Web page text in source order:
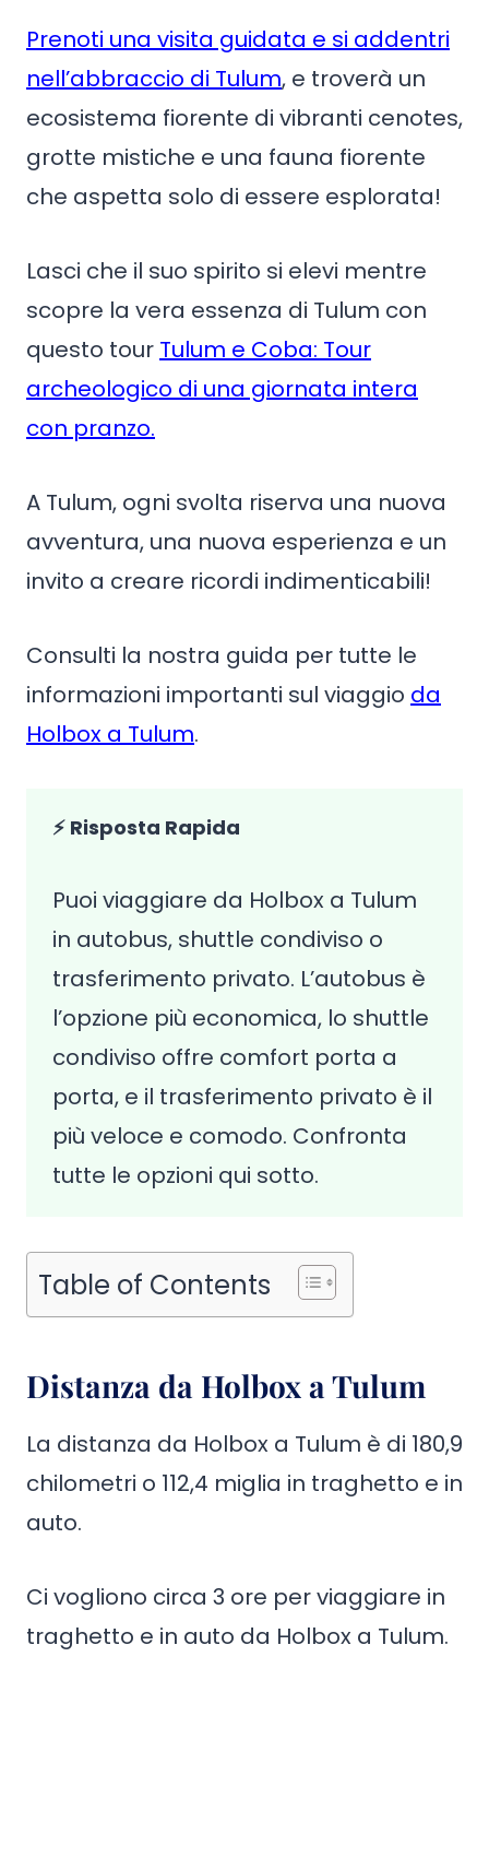
Prenoti una visita guidata e si addentri
nell’abbraccio di Tulum, e troverà un
ecosistema fiorente di vibranti cenotes,
grotte mistiche e una fauna fiorente
che aspetta solo di essere esplorata!
Lasci che il suo spirito si elevi mentre
scopre la vera essenza di Tulum con
questo tour Tulum e Coba: Tour
archeologico di una giornata intera
con pranzo.
A Tulum, ogni svolta riserva una nuova
avventura, una nuova esperienza e un
invito a creare ricordi indimenticabili!
Consulti la nostra guida per tutte le
informazioni importanti sul viaggio da
Holbox a Tulum.
⚡ Risposta Rapida
Puoi viaggiare da Holbox a Tulum
in autobus, shuttle condiviso o
trasferimento privato. L’autobus è
l’opzione più economica, lo shuttle
condiviso offre comfort porta a
porta, e il trasferimento privato è il
più veloce e comodo. Confronta
tutte le opzioni qui sotto.
Table of Contents
Distanza da Holbox a Tulum
La distanza da Holbox a Tulum è di 180,9
chilometri o 112,4 miglia in traghetto e in
auto.
Ci vogliono circa 3 ore per viaggiare in
traghetto e in auto da Holbox a Tulum.